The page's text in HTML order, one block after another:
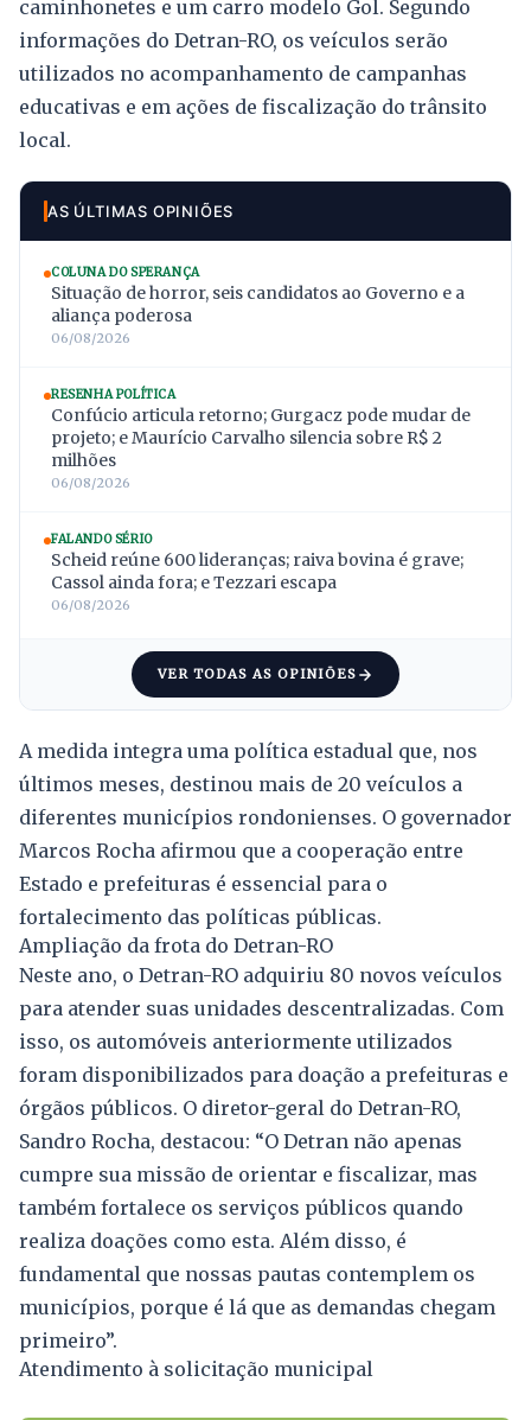
caminhonetes e um carro modelo Gol. Segundo
informações do Detran-RO, os veículos serão
utilizados no acompanhamento de campanhas
educativas e em ações de fiscalização do trânsito
local.
AS ÚLTIMAS OPINIÕES
COLUNA DO SPERANÇA
Situação de horror, seis candidatos ao Governo e a
aliança poderosa
06/08/2026
RESENHA POLÍTICA
Confúcio articula retorno; Gurgacz pode mudar de
projeto; e Maurício Carvalho silencia sobre R$ 2
milhões
06/08/2026
FALANDO SÉRIO
Scheid reúne 600 lideranças; raiva bovina é grave;
Cassol ainda fora; e Tezzari escapa
06/08/2026
VER TODAS AS OPINIÕES
A medida integra uma política estadual que, nos
últimos meses, destinou mais de 20 veículos a
diferentes municípios rondonienses. O governador
Marcos Rocha afirmou que a cooperação entre
Estado e prefeituras é essencial para o
fortalecimento das políticas públicas.
Ampliação da frota do Detran-RO
Neste ano, o Detran-RO adquiriu 80 novos veículos
para atender suas unidades descentralizadas. Com
isso, os automóveis anteriormente utilizados
foram disponibilizados para doação a prefeituras e
órgãos públicos. O diretor-geral do Detran-RO,
Sandro Rocha, destacou: “O Detran não apenas
cumpre sua missão de orientar e fiscalizar, mas
também fortalece os serviços públicos quando
realiza doações como esta. Além disso, é
fundamental que nossas pautas contemplem os
municípios, porque é lá que as demandas chegam
primeiro”.
Atendimento à solicitação municipal